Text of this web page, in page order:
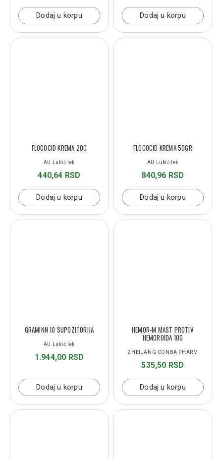
Dodaj u korpu Dodaj u korpu
AU Lukić lek
FLOGOCID KREMA 20G
440,64 RSD
Dodaj u korpu
AU Lukić lek
FLOGOCID KREMA 50GR
840,96 RSD
Dodaj u korpu
AU Lukić lek
GRAMINN 10 SUPOZITORIJA
1.944,00 RSD
Dodaj u korpu
ZHEIJANG CONBA PHARM
HEMOR-M MAST PROTIV
HEMOROIDA 10G
535,50 RSD
Dodaj u korpu